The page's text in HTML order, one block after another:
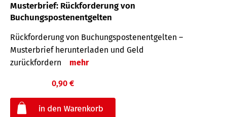
Musterbrief: Rückforderung von
Buchungspostenentgelten
Rückforderung von Buchungspostenentgelten –
Musterbrief herunterladen und Geld
zurückfordern
mehr
0,90 €